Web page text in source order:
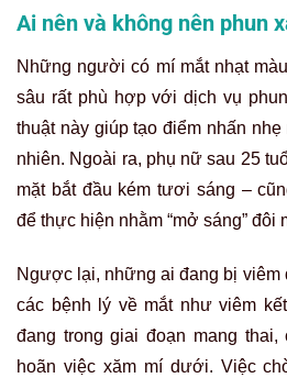
Ai nên và không nên phun
Những người có mí mắt nhạt
sâu rất phù hợp với dịch vụ
thuật này giúp tạo điểm nhấn
nhiên. Ngoài ra, phụ nữ sau 25
mặt bắt đầu kém tươi sáng –
để thực hiện nhằm “mở sáng” đôi
Ngược lại, những ai đang bị viêm
các bệnh lý về mắt như viêm
đang trong giai đoạn mang
hoãn việc xăm mí dưới. Việc